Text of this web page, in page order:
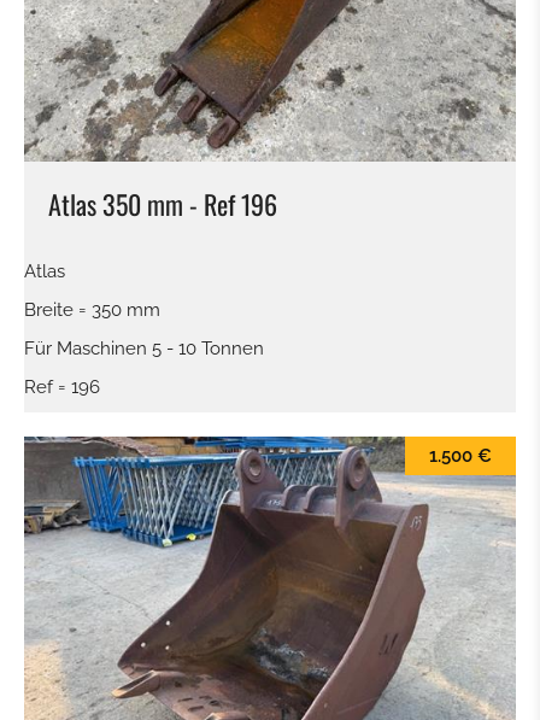
Atlas 350 mm - Ref 196
Atlas
Breite = 350 mm
Für Maschinen 5 - 10 Tonnen
Ref = 196
1.500 €